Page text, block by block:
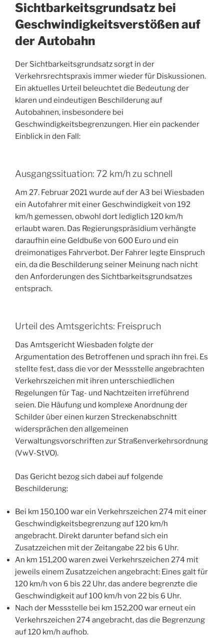
Sichtbarkeitsgrundsatz bei
Geschwindigkeitsverstößen auf
der Autobahn
Der Sichtbarkeitsgrundsatz sorgt in der
Verkehrsrechtspraxis immer wieder für Diskussionen.
Ein aktuelles Urteil beleuchtet die Bedeutung der
klaren und eindeutigen Beschilderung auf
Autobahnen, insbesondere bei
Geschwindigkeitsbegrenzungen. Hier ein packender
Einblick in den Fall:
Ausgangssituation: 72 km/h zu schnell
Am 27. Februar 2021 wurde auf der A3 bei Wiesbaden
ein Autofahrer mit einer Geschwindigkeit von 192
km/h gemessen, obwohl dort lediglich 120 km/h
erlaubt waren. Das Regierungspräsidium verhängte
daraufhin eine Geldbuße von 600 Euro und ein
dreimonatiges Fahrverbot. Der Fahrer legte Einspruch
ein, da die Beschilderung seiner Meinung nach nicht
den Anforderungen des Sichtbarkeitsgrundsatzes
entsprach.
Urteil des Amtsgerichts: Freispruch
Das Amtsgericht Wiesbaden folgte der
Argumentation des Betroffenen und sprach ihn frei. Es
stellte fest, dass die vor der Messstelle angebrachten
Verkehrszeichen mit ihren unterschiedlichen
Regelungen für Tag- und Nachtzeiten irreführend
seien. Die Häufung und komplexe Anordnung der
Schilder über einen kurzen Streckenabschnitt
widersprächen den allgemeinen
Verwaltungsvorschriften zur Straßenverkehrsordnung
(VwV-StVO).
Das Gericht bezog sich dabei auf folgende
Beschilderung:
Bei km 150,100 war ein Verkehrszeichen 274 mit einer
Geschwindigkeitsbegrenzung auf 120 km/h
angebracht. Direkt darunter befand sich ein
Zusatzzeichen mit der Zeitangabe 22 bis 6 Uhr.
An km 151,200 waren zwei Verkehrszeichen 274 mit
jeweils einem Zusatzzeichen angebracht: Eines galt für
120 km/h von 6 bis 22 Uhr, das andere begrenzte die
Geschwindigkeit auf 100 km/h von 22 bis 6 Uhr.
Nach der Messstelle bei km 152,200 war erneut ein
Verkehrszeichen 274 angebracht, das die Begrenzung
auf 120 km/h aufhob.